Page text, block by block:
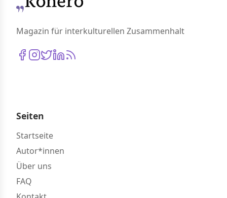
Magazin für interkulturellen Zusammenhalt
Seiten
Startseite
Autor*innen
Über uns
FAQ